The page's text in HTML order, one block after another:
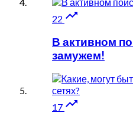
22 
В активном
замужем!
17 